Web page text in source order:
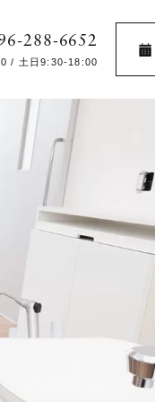
288-6652
/ 土日9:30-18:00